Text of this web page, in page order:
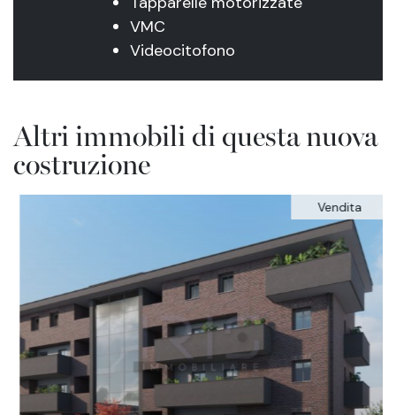
VMC
Videocitofono
Altri immobili di questa nuova
costruzione
Vendita